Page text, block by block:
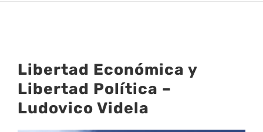
Libertad Económica y
Libertad Política –
Ludovico Videla